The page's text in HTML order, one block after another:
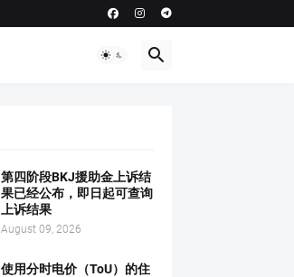
第四阶段BKJ援助金上诉结
果已经公布，即日起可查询
上诉结果
August 09, 2026
使用分时电价（ToU）的住